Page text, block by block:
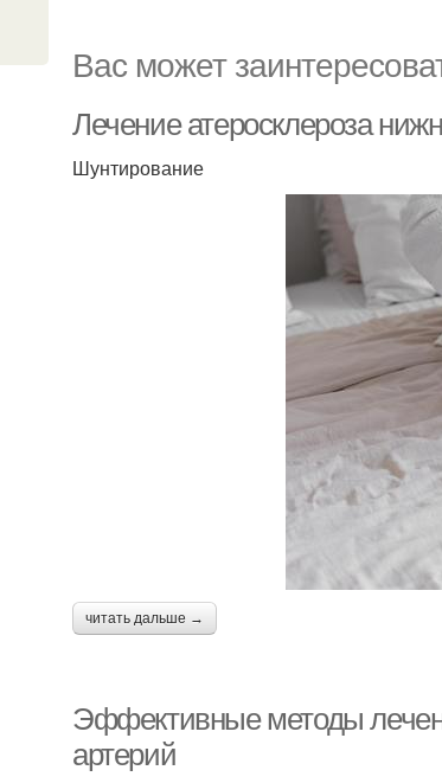
Вас может
Лечение атеросклероза
Шунтирование
читать дальше →
Эффективные методы
артерий